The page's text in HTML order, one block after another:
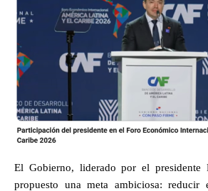
El Gobierno, liderado por el presidente
propuesto una meta ambiciosa: reducir